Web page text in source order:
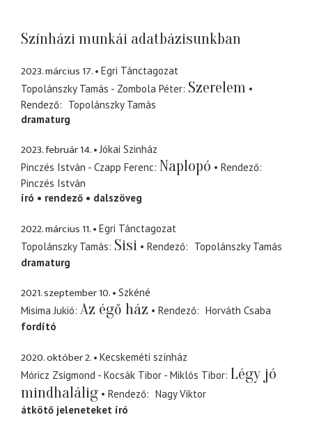
Színházi munkái adatbázisunkban
2023. március 17.
Egri Tánctagozat
Topolánszky Tamás - Zombola Péter Szerelem
Rendező
Topolánszky Tamás
dramaturg
2023. február 14.
Jókai Szinház
Pinczés István - Czapp Ferenc Naplopó
Rendező
Pinczés István
író
rendező dalszöveg
2022. március 11.
Egri Tánctagozat
Topolánszky Tamás Sisi Rendező
Topolánszky Tamás
dramaturg
2021. szeptember 10.
Szkéné
Misima Jukió Az égő ház Rendező
Horváth Csaba
fordító
2020. október 2.
Kecskeméti színház
Móricz Zsigmond - Kocsák Tibor - Miklós Tibor Légy jó
mindhalálig
Rendező
Nagy Viktor
átkötő jeleneteket író